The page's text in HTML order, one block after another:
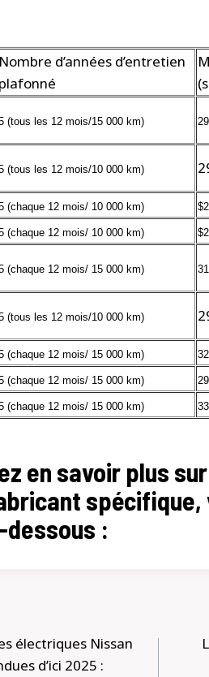
Nombre d’années d’entretien
plafonné
(tous les 12 mois/15 000 km)
(tous les 12 mois/10 000 km)
(chaque 12 mois/ 10 000 km) $
(chaque 12 mois/ 10 000 km) $
(chaque 12 mois/ 15 000 km)
(tous les 12 mois/10 000 km)
(chaque 12 mois/ 15 000 km)
(chaque 12 mois/ 15 000 km)
(chaque 12 mois/ 15 000 km)
en savoir plus
:
électriques Nissan
d’ici 2025 :